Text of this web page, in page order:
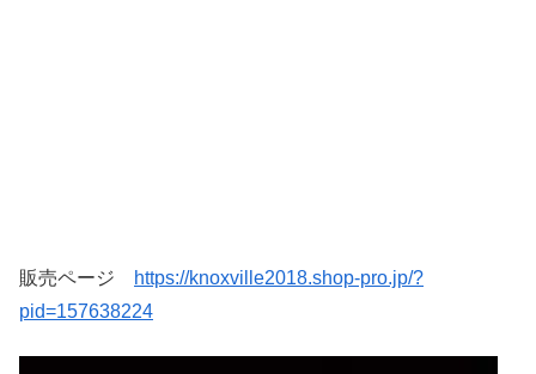
販売ページ
https://knoxville2018.shop-pro.jp/?
pid=157638224